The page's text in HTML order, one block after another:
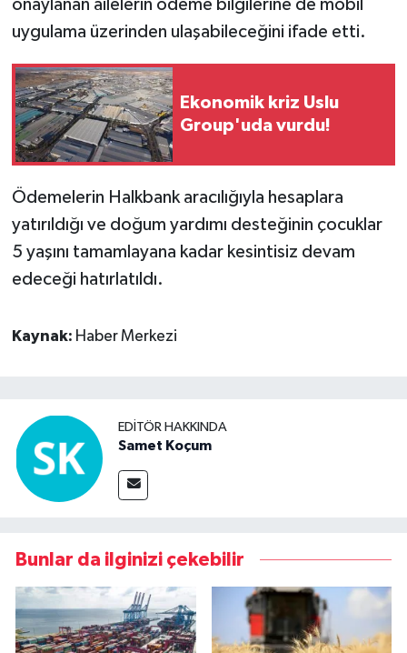
onaylanan ailelerin ödeme bilgilerine de mobil
uygulama üzerinden ulaşabileceğini ifade etti.
Ekonomik kriz Uslu
Group'uda vurdu!
Ödemelerin Halkbank aracılığıyla hesaplara
yatırıldığı ve doğum yardımı desteğinin çocuklar
5 yaşını tamamlayana kadar kesintisiz devam
edeceği hatırlatıldı.
Kaynak: Haber Merkezi
EDITÖR HAKKINDA
Samet Koçum
Bunlar da ilginizi çekebilir